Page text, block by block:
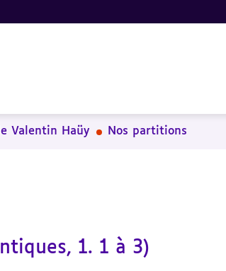
Valentin Haüy Nos partitions
1. 1 à 3)